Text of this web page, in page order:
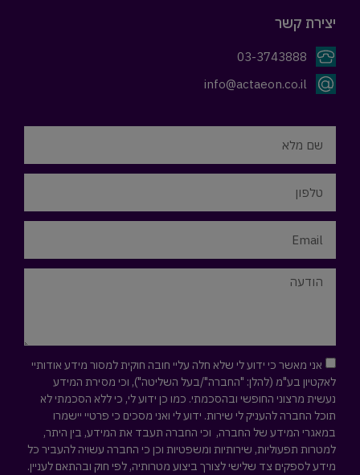
יצירת קשר
03-3743888
info@actaeon.co.il
אני מאשר כי ידוע לי שלא חלה עליי חובה חוקית למסור מידע אודותיי
לאקטיון בע"מ (להלן: "החברה"/בעל השליטה"), וכי מסירת המידע
נעשית מרצוני החופשי ובהסכמתי. כמו כן ידוע לי, כי ללא הסכמתי לא
תוכל החברה להעניק לי שירות. ידוע לי ואני מסכים כי פרטיי יישמרו
במאגרי המידע של החברה, וכי החברה תעבד את המידע, בין היתר,
למטרות תפעוליות, שירותיות ומשפטיות וכן כי החברה עשויה להעביר כל
מידע לספקים צד שלישי לצורך ביצוע מטרותיה, לפי חוק ובהתאם לעניין.